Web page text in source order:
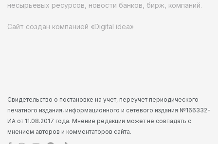
несырьевых ресурсов, новости банков, бирж, компаний.
Сайт создан компанией «Digital idea»
Свидетельство о постановке на учет, переучет периодического
печатного издания, информационного и сетевого издания №166332-
ИА от 11.08.2017 года. Мнение редакции может не совпадать с
мнением авторов и комментаторов сайта.